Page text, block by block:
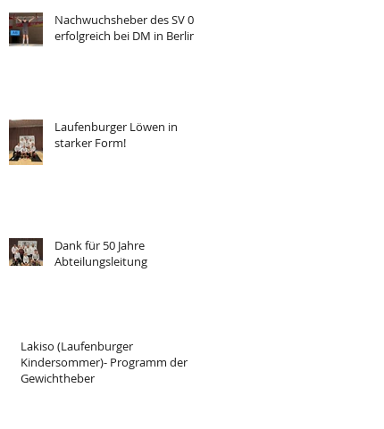
Nachwuchsheber des SV 08
erfolgreich bei DM in Berlin
Laufenburger Löwen in
starker Form!
Dank für 50 Jahre
Abteilungsleitung
Lakiso (Laufenburger
Kindersommer)- Programm der
Gewichtheber